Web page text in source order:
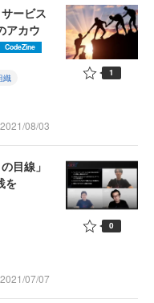
ービス
アカウ
CodeZine
織
2021/08/03
1
目線」
を
2021/07/07
0